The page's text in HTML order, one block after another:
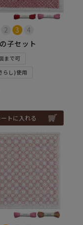
子セット
まで可
らし)使用
トに入れる